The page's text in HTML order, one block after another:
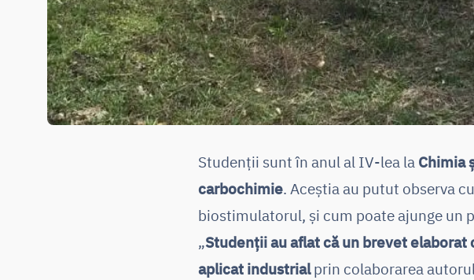
Studenții sunt în anul al IV-lea la Chimia
carbochimie. Aceștia au putut observa
biostimulatorul, și cum poate ajunge un
„Studenții au aflat că un brevet
aplicat industrialprin colaborarea